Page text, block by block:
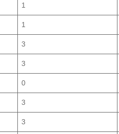
1
1
3
3
0
3
3